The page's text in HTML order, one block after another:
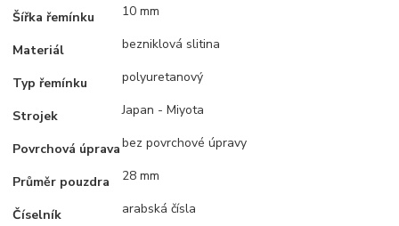
Šířka řemínku 10 mm
Materiál bezniklová slitina
Typ řemínku polyuretanový
Strojek Japan - Miyota
Povrchová úpravabez povrchové úpravy
Průměr pouzdra 28 mm
Číselník arabská čísla